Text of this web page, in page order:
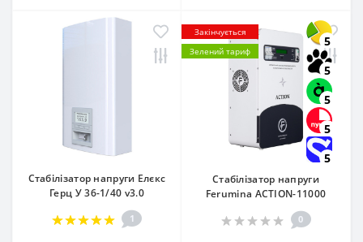
Стабілізатор напруги Елєкс
Герц У 36-1/40 v3.0
1
Закінчується
Зелений тариф
5
5
5
5
5
Стабілізатор напруги
Ferumina ACTION-11000
0